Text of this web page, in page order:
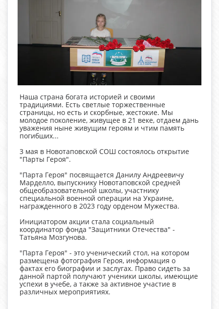
Наша страна богата историей и своими
традициями. Есть светлые торжественные
страницы, но есть и скорбные, жестокие. Мы
молодое поколение, живущее в 21 веке, отдаем дань
уважения ныне живущим героям и чтим память
погибших...
3 мая в Новотаповской СОШ состоялось открытие
"Парты Героя".
"Парта Героя" посвящается Данилу Андреевичу
Марделло, выпускнику Новотаповской средней
общеобразовательной школы, участнику
специальной военной операции на Украине,
награжденного в 2023 году орденом Мужества.
Инициатором акции стала социальный
координатор фонда "Защитники Отечества" -
Татьяна Мозгунова.
"Парта Героя" - это ученический стол, на котором
размещена фотография Героя, информация о
фактах его биографии и заслугах. Право сидеть за
данной партой получают ученики школы, имеющие
успехи в учебе, а также за активное участие в
различных мероприятиях.